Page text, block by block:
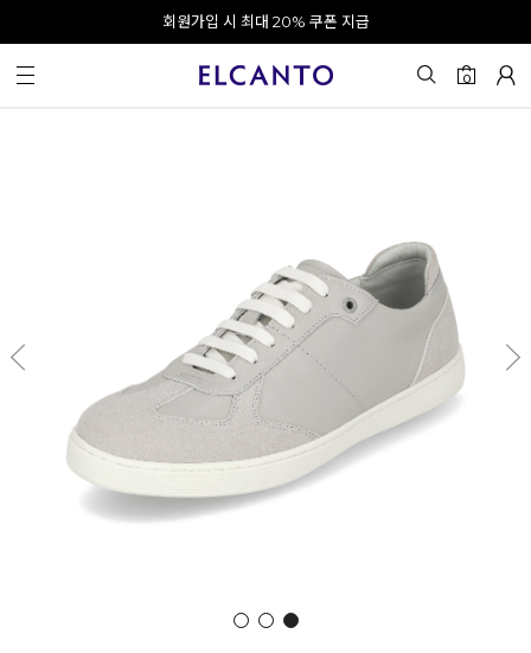
오전 10시 이전 결제 완료 시 오늘 출발!
회원가입 시 최대 20% 쿠폰 지급
0